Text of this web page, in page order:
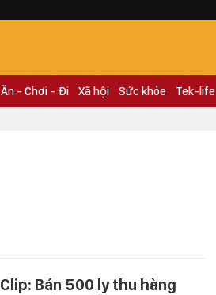
Ăn - Chơi - Đi Xã hội Sức khỏe Tek-life
Clip: Bán 500 ly thu hàng